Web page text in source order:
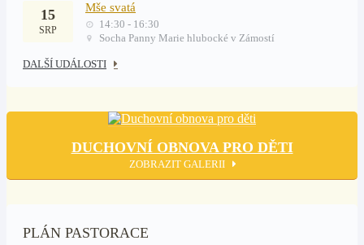
15
SRP
Mše svatá
14:30 - 16:30
Socha Panny Marie hlubocké v Zámostí
DALŠÍ UDÁLOSTI
DUCHOVNÍ OBNOVA PRO DĚTI
ZOBRAZIT GALERII
PLÁN PASTORACE